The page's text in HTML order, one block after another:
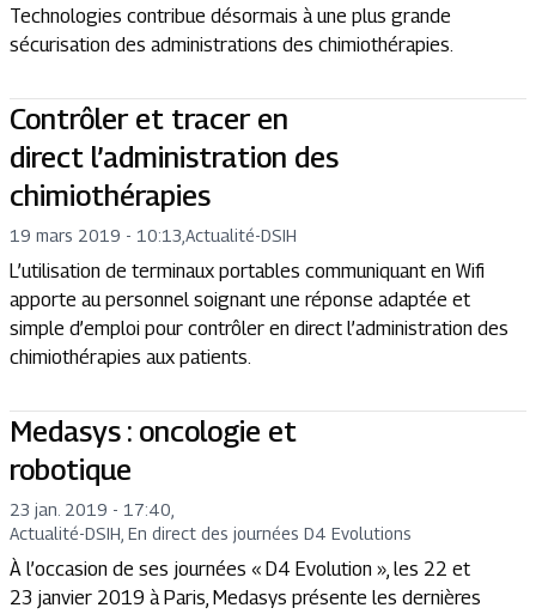
Technologies contribue désormais à une plus grande
sécurisation des administrations des chimiothérapies.
Contrôler et tracer en
direct l’administration des
chimiothérapies
19 mars 2019 - 10:13 Actualité-DSIH
L’utilisation de terminaux portables communiquant en Wifi
apporte au personnel soignant une réponse adaptée et
simple d’emploi pour contrôler en direct l’administration des
chimiothérapies aux patients.
Medasys : oncologie et
robotique
23 jan. 2019 - 17:40
Actualité-DSIH, En direct des journées D4 Evolutions
À l’occasion de ses journées « D4 Evolution », les 22 et
23 janvier 2019 à Paris, Medasys présente les dernières